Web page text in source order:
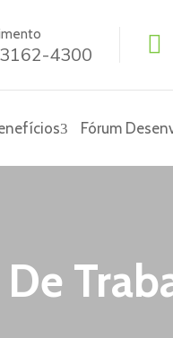
4300
Fórum